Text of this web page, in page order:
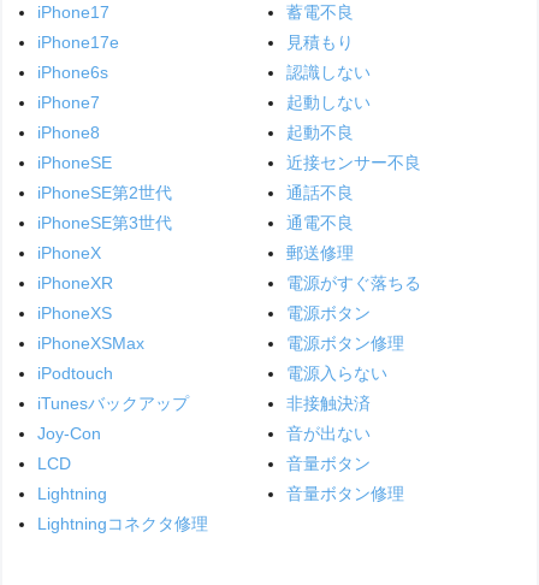
iPhone17
iPhone17e
iPhone6s
iPhone7
iPhone8
iPhoneSE
iPhoneSE第2世代
iPhoneSE第3世代
iPhoneX
iPhoneXR
iPhoneXS
iPhoneXSMax
iPodtouch
iTunesバックアップ
Joy-Con
LCD
Lightning
Lightningコネクタ修理
蓄電不良
見積もり
認識しない
起動しない
起動不良
近接センサー不良
通話不良
通電不良
郵送修理
電源がすぐ落ちる
電源ボタン
電源ボタン修理
電源入らない
非接触決済
音が出ない
音量ボタン
音量ボタン修理